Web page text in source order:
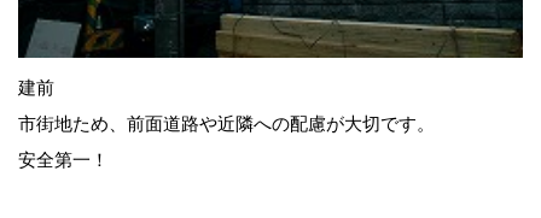
建前
市街地ため、前面道路や近隣への配慮が大切です。
安全第一！